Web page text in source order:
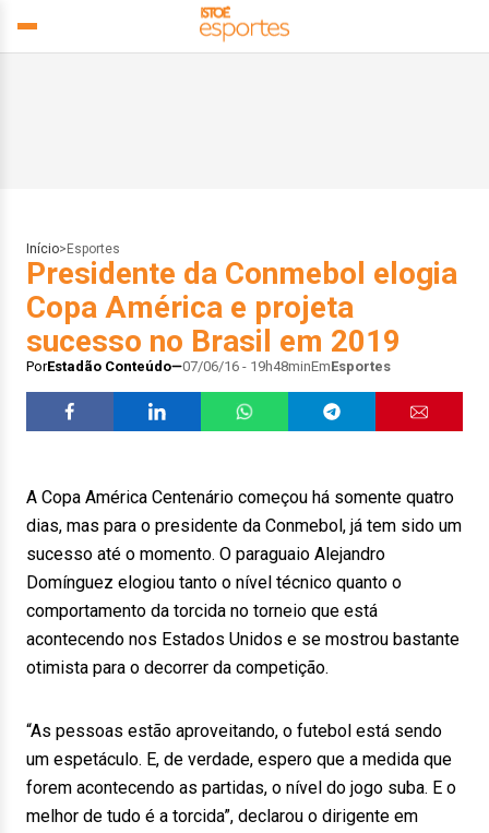
Início> Esportes
Presidente da Conmebol elogia
Copa América e projeta
sucesso no Brasil em 2019
PorEstadão Conteúdo 07/06/16 - 19h48minEmEsportes
A Copa América Centenário começou há somente quatro
dias, mas para o presidente da Conmebol, já tem sido um
sucesso até o momento. O paraguaio Alejandro
Domínguez elogiou tanto o nível técnico quanto o
comportamento da torcida no torneio que está
acontecendo nos Estados Unidos e se mostrou bastante
otimista para o decorrer da competição.
“As pessoas estão aproveitando, o futebol está sendo
um espetáculo. E, de verdade, espero que a medida que
forem acontecendo as partidas, o nível do jogo suba. E o
melhor de tudo é a torcida”, declarou o dirigente em